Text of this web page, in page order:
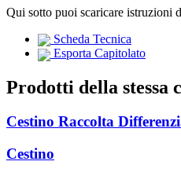
Qui sotto puoi scaricare istruzioni
Scheda Tecnica
Esporta Capitolato
Prodotti della stessa
Cestino Raccolta
Cestino